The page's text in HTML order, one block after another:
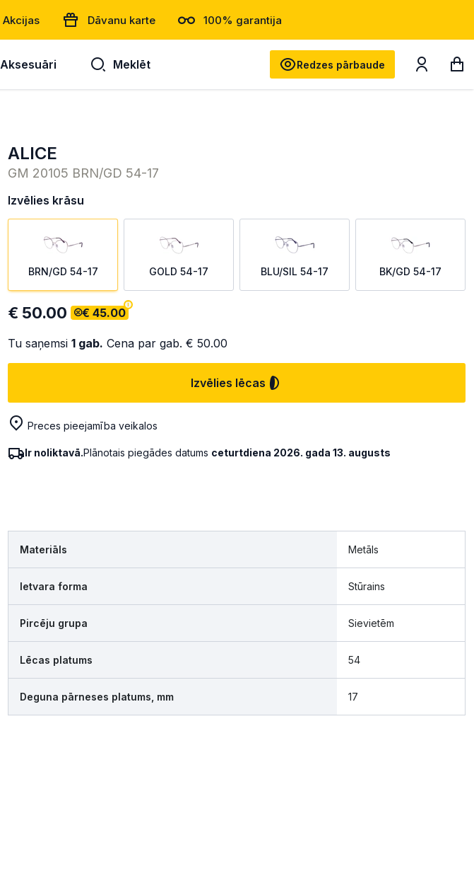
Akcijas Dāvanu karte 100% garantija
Aksesuāri Meklēt Redzes pārbaude
ALICE
GM 20105 BRN/GD 54-17
Izvēlies krāsu
BRN/GD 54-17 GOLD 54-17 BLU/SIL 54-17 BK/GD 54-17
€ 50.00 € 45.00
Tu saņemsi 1 gab. Cena par gab. € 50.00
Izvēlies lēcas
Preces pieejamība veikalos
Ir noliktavā.Plānotais piegādes datums ceturtdiena 2026. gada 13. augusts
Materiāls Metāls
Ietvara forma Stūrains
Pircēju grupa Sievietēm
Lēcas platums 54
Deguna pārneses platums, mm 17